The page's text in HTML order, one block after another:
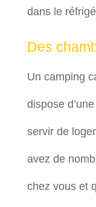
dans le
Des
Un camping
dispose
servir de
avez de
chez vous et